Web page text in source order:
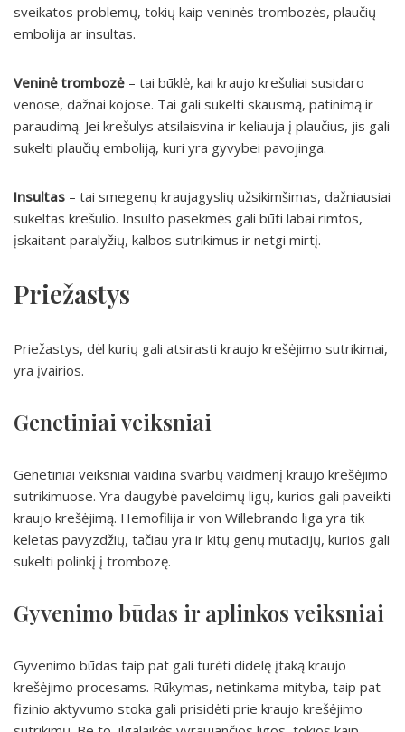
sveikatos problemų, tokių kaip veninės trombozės, plaučių
embolija ar insultas.
Veninė trombozė – tai būklė, kai kraujo krešuliai susidaro
venose, dažnai kojose. Tai gali sukelti skausmą, patinimą ir
paraudimą. Jei krešulys atsilaisvina ir keliauja į plaučius, jis gali
sukelti plaučių emboliją, kuri yra gyvybei pavojinga.
Insultas – tai smegenų kraujagyslių užsikimšimas, dažniausiai
sukeltas krešulio. Insulto pasekmės gali būti labai rimtos,
įskaitant paralyžių, kalbos sutrikimus ir netgi mirtį.
Priežastys
Priežastys, dėl kurių gali atsirasti kraujo krešėjimo sutrikimai,
yra įvairios.
Genetiniai veiksniai
Genetiniai veiksniai vaidina svarbų vaidmenį kraujo krešėjimo
sutrikimuose. Yra daugybė paveldimų ligų, kurios gali paveikti
kraujo krešėjimą. Hemofilija ir von Willebrando liga yra tik
keletas pavyzdžių, tačiau yra ir kitų genų mutacijų, kurios gali
sukelti polinkį į trombozę.
Gyvenimo būdas ir aplinkos veiksniai
Gyvenimo būdas taip pat gali turėti didelę įtaką kraujo
krešėjimo procesams. Rūkymas, netinkama mityba, taip pat
fizinio aktyvumo stoka gali prisidėti prie kraujo krešėjimo